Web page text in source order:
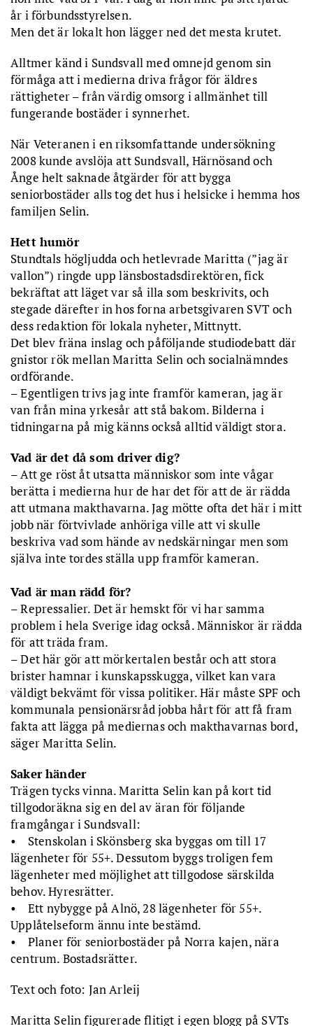
år i förbundsstyrelsen.
Men det är lokalt hon lägger ned det mesta krutet.
Alltmer känd i Sundsvall med omnejd genom sin
förmåga att i medierna driva frågor för äldres
rättigheter – från värdig omsorg i allmänhet till
fungerande bostäder i synnerhet.
När Veteranen i en riksomfattande undersökning
2008 kunde avslöja att Sundsvall, Härnösand och
Ånge helt saknade åtgärder för att bygga
seniorbostäder alls tog det hus i helsicke i hemma hos
familjen Selin.
Hett humör
Stundtals högljudda och hetlevrade Maritta (”jag är
vallon”) ringde upp länsbostadsdirektören, fick
bekräftat att läget var så illa som beskrivits, och
stegade därefter in hos forna arbetsgivaren SVT och
dess redaktion för lokala nyheter, Mittnytt.
Det blev fräna inslag och påföljande studiodebatt där
gnistor rök mellan Maritta Selin och socialnämndes
ordförande.
– Egentligen trivs jag inte framför kameran, jag är
van från mina yrkesår att stå bakom. Bilderna i
tidningarna på mig känns också alltid väldigt stora.
Vad är det då som driver dig?
– Att ge röst åt utsatta människor som inte vågar
berätta i medierna hur de har det för att de är rädda
att utmana makthavarna. Jag mötte ofta det här i mitt
jobb när förtvivlade anhöriga ville att vi skulle
beskriva vad som hände av nedskärningar men som
själva inte tordes ställa upp framför kameran.
Vad är man rädd för?
– Repressalier. Det är hemskt för vi har samma
problem i hela Sverige idag också. Människor är rädda
för att träda fram.
– Det här gör att mörkertalen består och att stora
brister hamnar i kunskapsskugga, vilket kan vara
väldigt bekvämt för vissa politiker. Här måste SPF och
kommunala pensionärsråd jobba hårt för att få fram
fakta att lägga på mediernas och makthavarnas bord,
säger Maritta Selin.
Saker händer
Trägen tycks vinna. Maritta Selin kan på kort tid
tillgodoräkna sig en del av äran för följande
framgångar i Sundsvall:
• Stenskolan i Skönsberg ska byggas om till 17
lägenheter för 55+. Dessutom byggs troligen fem
lägenheter med möjlighet att tillgodose särskilda
behov. Hyresrätter.
• Ett nybygge på Alnö, 28 lägenheter för 55+.
Upplåtelseform ännu inte bestämd.
• Planer för seniorbostäder på Norra kajen, nära
centrum. Bostadsrätter.
Text och foto: Jan Arleij
Maritta Selin figurerade flitigt i egen blogg på SVTs